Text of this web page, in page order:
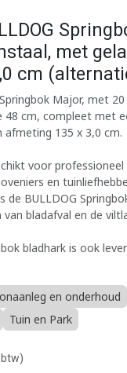
met
cm
Major, met
48 cm, compleet met
afmeting 135 x 3,0 cm.
voor
en
de BULLDOG
bladafval en de
bladhark is ook
en onderhoud
Tuin en Park